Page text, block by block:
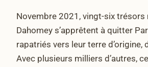
Novembre 2021, vingt-six trésors
Dahomey s’apprêtent à quitter
rapatriés vers leur terre d’origine,
Avec plusieurs milliers d’autres,